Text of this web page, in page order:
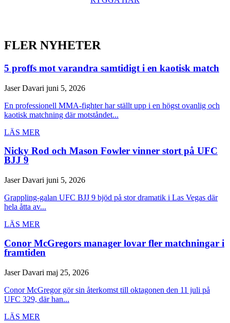
FLER NYHETER
5 proffs mot varandra samtidigt i en kaotisk match
Jaser Davari juni 5, 2026
En professionell MMA-fighter har ställt upp i en högst ovanlig och
kaotisk matchning där motståndet...
LÄS MER
Nicky Rod och Mason Fowler vinner stort på UFC
BJJ 9
Jaser Davari juni 5, 2026
Grappling-galan UFC BJJ 9 bjöd på stor dramatik i Las Vegas där
hela åtta av...
LÄS MER
Conor McGregors manager lovar fler matchningar i
framtiden
Jaser Davari maj 25, 2026
Conor McGregor gör sin återkomst till oktagonen den 11 juli på
UFC 329, där han...
LÄS MER